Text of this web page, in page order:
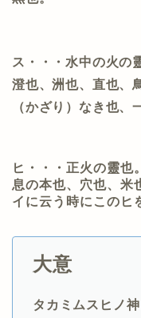
ス・・・水中の火の
澄也、洲也、直也、
（かざり）なき也、
ヒ・・・正火の靈也
息の本也、穴也、米
イに云う時にこのヒ
大意
タカミムスヒノ